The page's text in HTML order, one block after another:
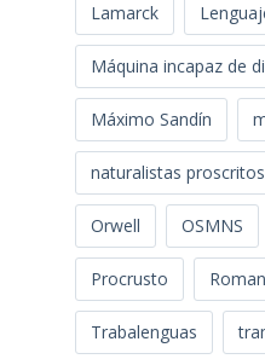
Lamarck
Máquina incapaz de
Máximo Sandín
naturalistas proscritos
Orwell OSMNS
Procrusto
Trabalenguas